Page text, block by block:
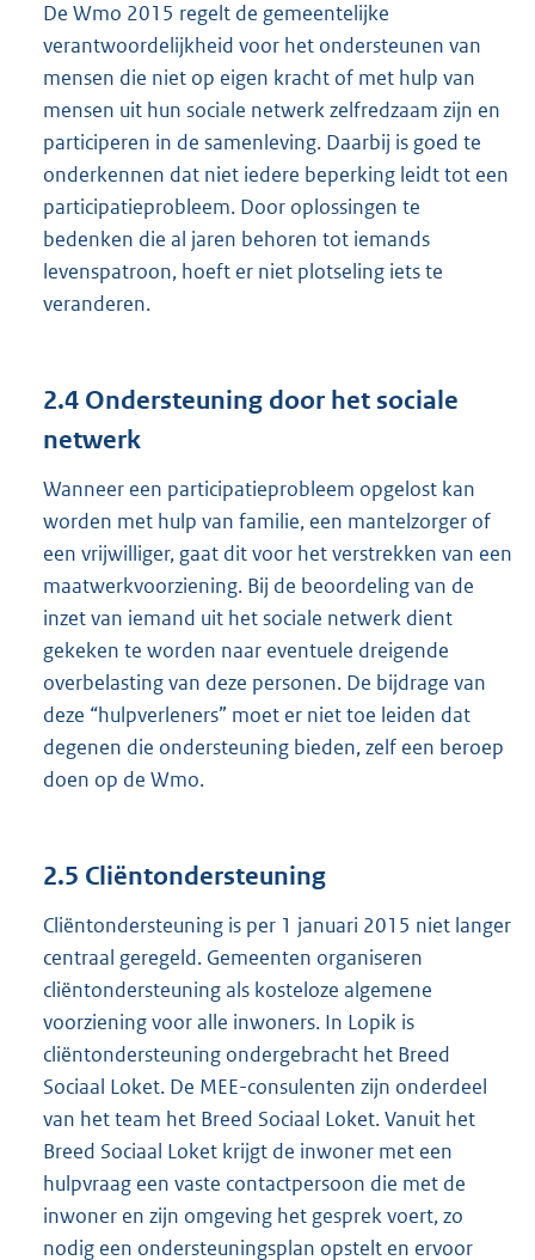
De Wmo 2015 regelt de gemeentelijke
verantwoordelijkheid voor het ondersteunen van
mensen die niet op eigen kracht of met hulp van
mensen uit hun sociale netwerk zelfredzaam zijn en
participeren in de samenleving. Daarbij is goed te
onderkennen dat niet iedere beperking leidt tot een
participatieprobleem. Door oplossingen te
bedenken die al jaren behoren tot iemands
levenspatroon, hoeft er niet plotseling iets te
veranderen.
2.4 Ondersteuning door het sociale
netwerk
Wanneer een participatieprobleem opgelost kan
worden met hulp van familie, een mantelzorger of
een vrijwilliger, gaat dit voor het verstrekken van een
maatwerkvoorziening. Bij de beoordeling van de
inzet van iemand uit het sociale netwerk dient
gekeken te worden naar eventuele dreigende
overbelasting van deze personen. De bijdrage van
deze “hulpverleners” moet er niet toe leiden dat
degenen die ondersteuning bieden, zelf een beroep
doen op de Wmo.
2.5 Cliëntondersteuning
Cliëntondersteuning is per 1 januari 2015 niet langer
centraal geregeld. Gemeenten organiseren
cliëntondersteuning als kosteloze algemene
voorziening voor alle inwoners. In Lopik is
cliëntondersteuning ondergebracht het Breed
Sociaal Loket. De MEE-consulenten zijn onderdeel
van het team het Breed Sociaal Loket. Vanuit het
Breed Sociaal Loket krijgt de inwoner met een
hulpvraag een vaste contactpersoon die met de
inwoner en zijn omgeving het gesprek voert, zo
nodig een ondersteuningsplan opstelt en ervoor